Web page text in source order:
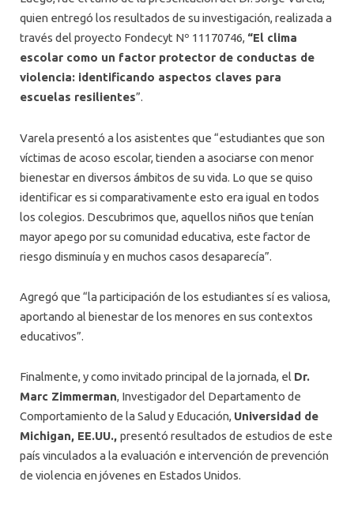
quien entregó los resultados de su investigación, realizada a
través del proyecto Fondecyt Nº 11170746, “El clima
escolar como un factor protector de conductas de
violencia: identificando aspectos claves para
escuelas resilientes”.
Varela presentó a los asistentes que “estudiantes que son
víctimas de acoso escolar, tienden a asociarse con menor
bienestar en diversos ámbitos de su vida. Lo que se quiso
identificar es si comparativamente esto era igual en todos
los colegios. Descubrimos que, aquellos niños que tenían
mayor apego por su comunidad educativa, este factor de
riesgo disminuía y en muchos casos desaparecía”.
Agregó que “la participación de los estudiantes sí es valiosa,
aportando al bienestar de los menores en sus contextos
educativos”.
Finalmente, y como invitado principal de la jornada, el Dr.
Marc Zimmerman, Investigador del Departamento de
Comportamiento de la Salud y Educación, Universidad de
Michigan, EE.UU., presentó resultados de estudios de este
país vinculados a la evaluación e intervención de prevención
de violencia en jóvenes en Estados Unidos.